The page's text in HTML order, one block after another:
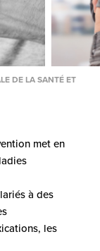
DE LA SANTÉ ET
met en
à des
les